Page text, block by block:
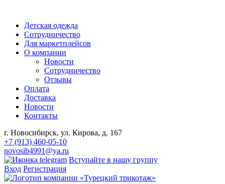
Детская одежда
Сотрудничество
Для маркетплейсов
О компании
Новости
Сотрудничество
Отзывы
Оплата
Доставка
Новости
Контакты
г. Новосибирск, ул. Кирова, д. 167
+7 (913) 460-05-10
novosib4991@ya.ru
Вступайте в нашу группу
Вход Регистрация